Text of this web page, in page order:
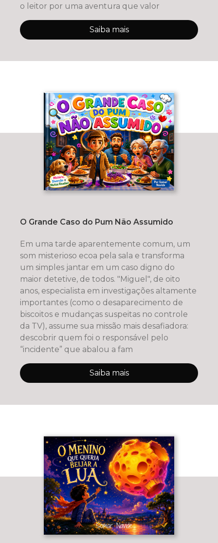
o leitor por uma aventura que valor
Saiba mais
O Grande Caso do Pum Não Assumido
Em uma tarde aparentemente comum, um
som misterioso ecoa pela sala e transforma
um simples jantar em um caso digno do
maior detetive, de todos. "Miguel", de oito
anos, especialista em investigações altamente
importantes (como o desaparecimento de
biscoitos e mudanças suspeitas no controle
da TV), assume sua missão mais desafiadora:
descobrir quem foi o responsável pelo
“incidente” que abalou a fam
Saiba mais